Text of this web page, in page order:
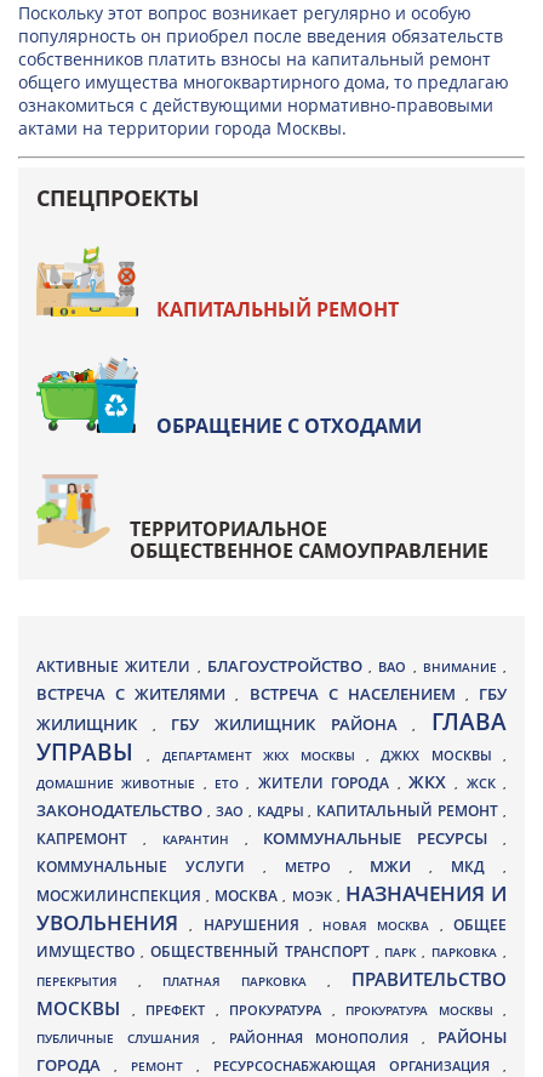
Поскольку этот вопрос возникает регулярно и особую
популярность он приобрел после введения обязательств
собственников платить взносы на капитальный ремонт
общего имущества многоквартирного дома, то предлагаю
ознакомиться с действующими нормативно-правовыми
актами на территории города Москвы.
СПЕЦПРОЕКТЫ
КАПИТАЛЬНЫЙ РЕМОНТ
ОБРАЩЕНИЕ С ОТХОДАМИ
ТЕРРИТОРИАЛЬНОЕ
ОБЩЕСТВЕННОЕ САМОУПРАВЛЕНИЕ
АКТИВНЫЕ ЖИТЕЛИ , БЛАГОУСТРОЙСТВО , ВАО , ВНИМАНИЕ ,
ВСТРЕЧА С ЖИТЕЛЯМИ, ВСТРЕЧА С НАСЕЛЕНИЕМ , ГБУ
ЖИЛИЩНИК
, ГБУ ЖИЛИЩНИК РАЙОНА, ГЛАВА
УПРАВЫ, ДЕПАРТАМЕНТ ЖКХ МОСКВЫ ,ДЖКХ МОСКВЫ ,
ДОМАШНИЕ ЖИВОТНЫЕ , ЕТО, ЖИТЕЛИ ГОРОДА , ЖКХ, ЖСК,
ЗАКОНОДАТЕЛЬСТВО , ЗАО , КАДРЫ, КАПИТАЛЬНЫЙ РЕМОНТ ,
КАПРЕМОНТ , КАРАНТИН , КОММУНАЛЬНЫЕ РЕСУРСЫ,
КОММУНАЛЬНЫЕ УСЛУГИ , МЕТРО , МЖИ, МКД ,
МОСЖИЛИНСПЕКЦИЯ, МОСКВА , МОЭК , НАЗНАЧЕНИЯ И
УВОЛЬНЕНИЯ, НАРУШЕНИЯ , НОВАЯ МОСКВА ,ОБЩЕЕ
ИМУЩЕСТВО , ОБЩЕСТВЕННЫЙ ТРАНСПОРТ , ПАРК, ПАРКОВКА ,
ПЕРЕКРЫТИЯ , ПЛАТНАЯ ПАРКОВКА , ПРАВИТЕЛЬСТВО
МОСКВЫ
, ПРЕФЕКТ , ПРОКУРАТУРА , ПРОКУРАТУРА МОСКВЫ ,
ПУБЛИЧНЫЕ СЛУШАНИЯ , РАЙОННАЯ МОНОПОЛИЯ , РАЙОНЫ
ГОРОДА
, РЕМОНТ , РЕСУРСОСНАБЖАЮЩАЯ ОРГАНИЗАЦИЯ ,